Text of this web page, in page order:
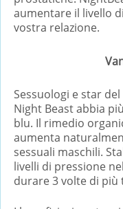
aumentare il livello
vostra relazione.
Sessuologi e star
Night Beast abbia
blu. Il rimedio
aumenta
sessuali maschili.
livelli di pressione
durare 3 volte di più